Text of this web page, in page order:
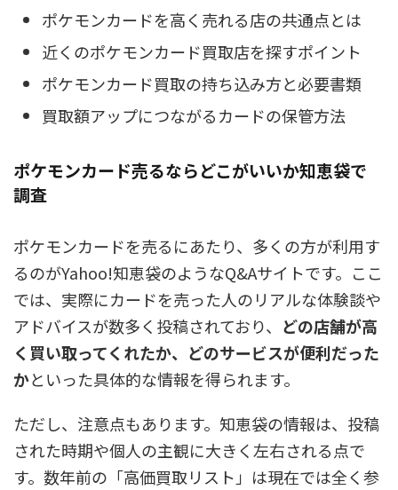
ポケモンカードを高く売れる店の共通点とは
近くのポケモンカード買取店を探すポイント
ポケモンカード買取の持ち込み方と必要書類
買取額アップにつながるカードの保管方法
ポケモンカード売るならどこがいいか知恵袋で
調査
ポケモンカードを売るにあたり、多くの方が利用す
るのがYahoo!知恵袋のようなQ&Aサイトです。ここ
では、実際にカードを売った人のリアルな体験談や
アドバイスが数多く投稿されており、 どの店舗が高
く買い取ってくれたか、どのサービスが便利だった
かといった具体的な情報を得られます。
ただし、注意点もあります。知恵袋の情報は、投稿
された時期や個人の主観に大きく左右される点で
す。 数年前の「高価買取リスト」は現在では全く参